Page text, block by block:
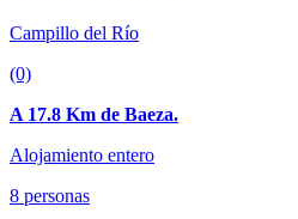
Campillo del Río
(0)
A 17.8 Km de Baeza.
Alojamiento entero
8 personas